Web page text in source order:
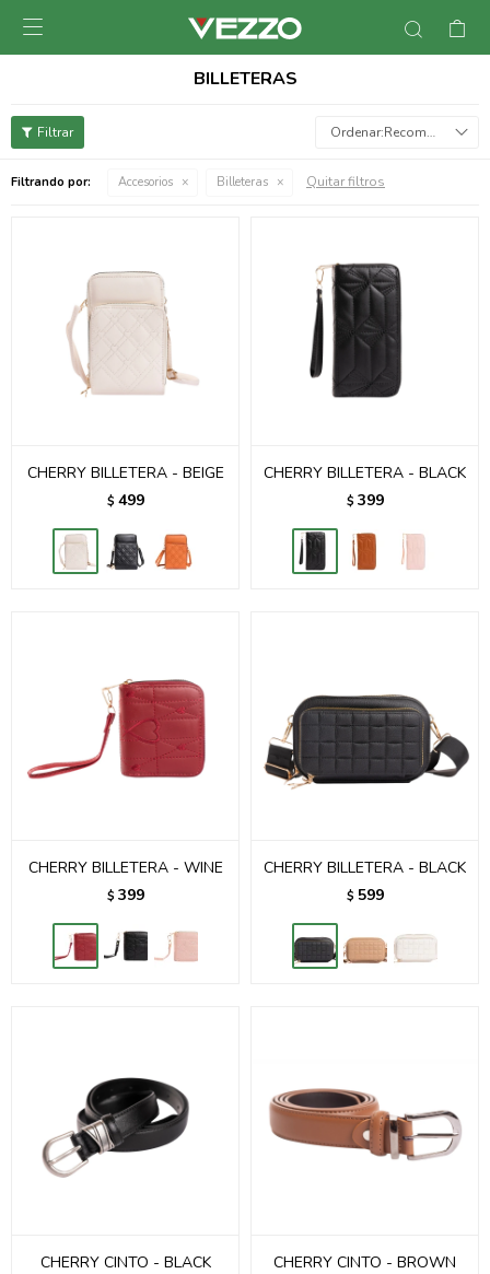

BILLETERAS
Recomendados
Filtrando por: Accesorios Billeteras Quitar filtros
CHERRY BILLETERA - BEIGE
$ 499
CHERRY BILLETERA - BLACK
$ 399
CHERRY BILLETERA - WINE
$ 399
CHERRY BILLETERA - BLACK
$ 599
CHERRY CINTO - BLACK CHERRY CINTO - BROWN